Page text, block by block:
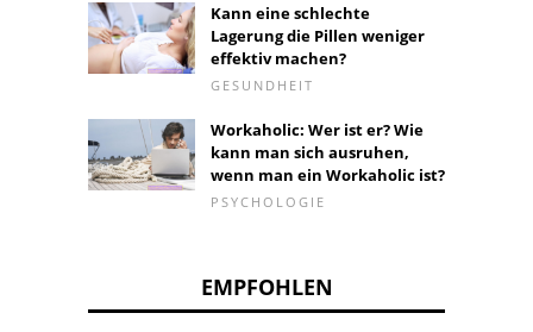
Kann eine schlechte
Lagerung die Pillen weniger
effektiv machen?
GESUNDHEIT
Workaholic: Wer ist er? Wie
kann man sich ausruhen,
wenn man ein Workaholic ist?
PSYCHOLOGIE
EMPFOHLEN